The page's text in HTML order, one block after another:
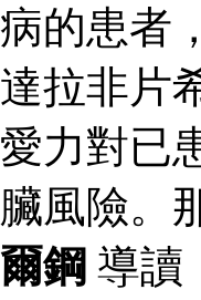
病的患者
達拉非片
愛力對已
臟風險。
爾鋼 導讀